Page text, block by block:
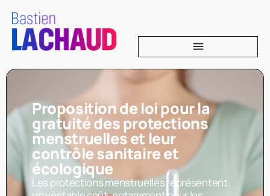
Proposition de loi pour la
gratuité des protections
menstruelles et leur
contrôle sanitaire et
écologique
Les protections menstruelles représentent